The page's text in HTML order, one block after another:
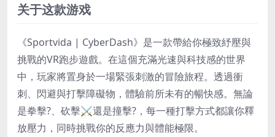
关于这款游戏
《Sportvida | CyberDash》是一款帶給你極致紓壓與
挑戰的VR跑步遊戲。在這個充滿光速與科技感的世界
中，玩家將置身於一場緊張刺激的冒險旅程。透過衝
刺、閃避與打擊障礙物，體驗前所未有的暢快感。無論
是拳擊?、 砍擊⚔️還是撞擊?，每一種打擊方式都讓你釋
放壓力，同時挑戰你的反應力與體能極限。